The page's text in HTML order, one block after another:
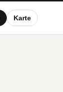
Karte